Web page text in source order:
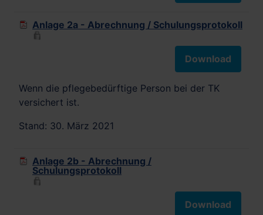
Anlage 2a - Abrechnung / Schulungsprotokoll
Download
Wenn die pflegebedürftige Person bei der TK
versichert ist.
Stand: 30. März 2021
Anlage 2b - Abrechnung /
Schulungsprotokoll
Download